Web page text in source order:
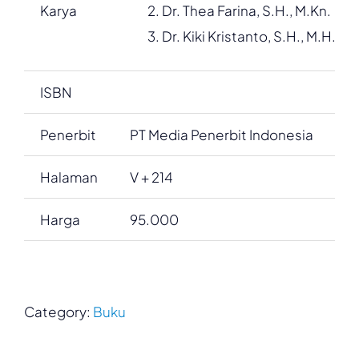
Karya
Dr. Thea Farina, S.H., M.Kn.
Dr. Kiki Kristanto, S.H., M.H.
ISBN
Penerbit PT Media Penerbit Indonesia
Halaman V + 214
Harga 95.000
Category: Buku